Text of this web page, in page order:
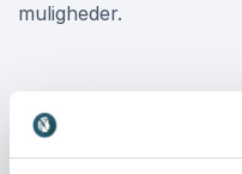
muligheder.
Foredrag med
Når du booker et